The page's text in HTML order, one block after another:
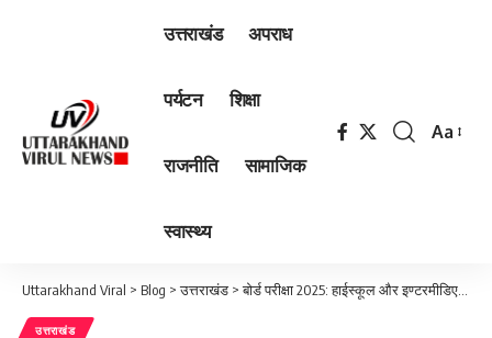
उत्तराखंड अपराध
पर्यटन शिक्षा
राजनीति सामाजिक
स्वास्थ्य
Font
Aa
Uttarakhand Viral > Blog >उत्तराखंड >बोर्ड परीक्षा 2025: हाईस्कूल और इण्टरमीडिएट का परीक्षाफल जारी
उत्तराखंड